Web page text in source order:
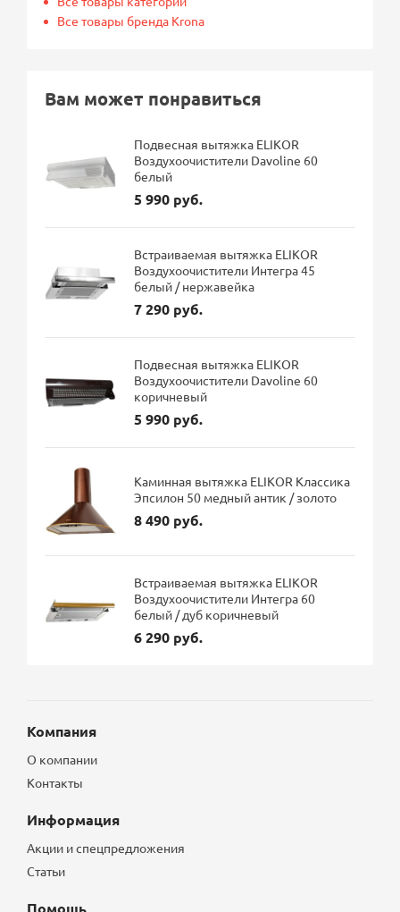
Все товары бренда Krona
Вам может понравиться
Подвесная вытяжка ELIKOR
Воздухоочистители Davoline 60
белый
5 990 руб.
Встраиваемая вытяжка ELIKOR
Воздухоочистители Интегра 45
белый / нержавейка
7 290 руб.
Подвесная вытяжка ELIKOR
Воздухоочистители Davoline 60
коричневый
5 990 руб.
Каминная вытяжка ELIKOR Классика
Эпсилон 50 медный антик / золото
8 490 руб.
Встраиваемая вытяжка ELIKOR
Воздухоочистители Интегра 60
белый / дуб коричневый
6 290 руб.
Компания
О компании
Контакты
Информация
Акции и спецпредложения
Статьи
Помощь